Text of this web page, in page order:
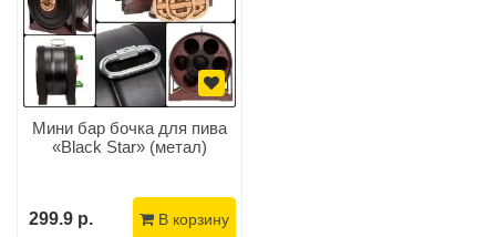
Мини бар бочка для пива
«Black Star» (метал)
299.9 р. В корзину